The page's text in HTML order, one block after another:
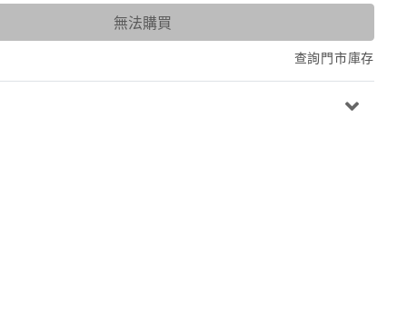
無法購買
查詢門市庫存